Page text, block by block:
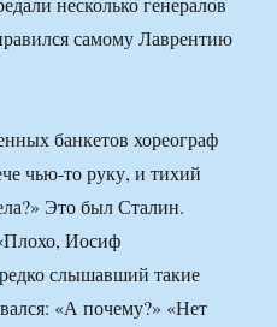
самому Лаврентию
банкетов хореограф
чью-то руку, и тихий
Это был Сталин.
Иосиф
слышавший такие
«А почему?» «Нет